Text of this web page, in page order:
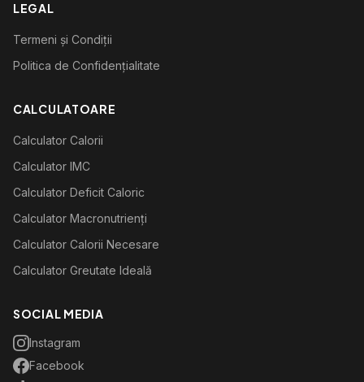
LEGAL
Termeni și Condiții
Politica de Confidențialitate
CALCULATOARE
Calculator Calorii
Calculator IMC
Calculator Deficit Caloric
Calculator Macronutrienți
Calculator Calorii Necesare
Calculator Greutate Ideală
SOCIAL MEDIA
Instagram
Facebook